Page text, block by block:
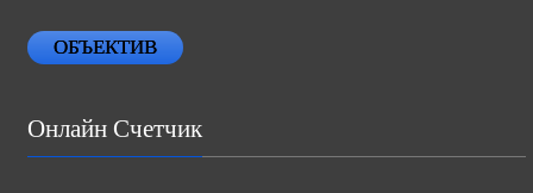
ОБЪЕКТИВ
Онлайн Счетчик